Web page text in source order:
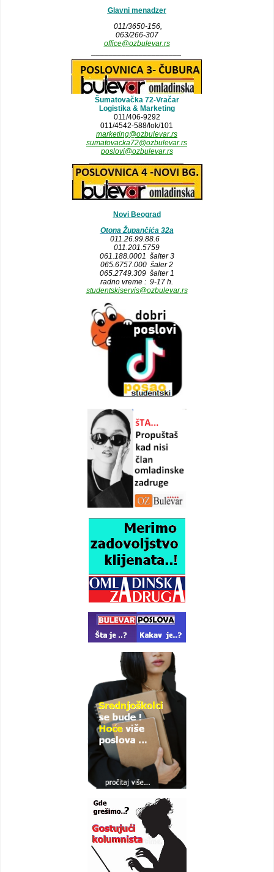
Glavni menadzer
011/3650-156,
063/266-307
office@ozbulevar.rs
Šumatovačka 72-Vračar
Logistika & Marketing
011/406-9292
011/4542-588/lok/101
marketing@ozbulevar.rs
sumatovacka72@ozbulevar.rs
poslovi@ozbulevar.rs
Novi Beograd
Otona Župančića 32a
011.26.99.88.6
011.201.5759
061.188.0001 šalter 3
065.6757.000 šaler 2
065.2749.309 šalter 1
radno vreme : 9-17 h.
studentskiservis@ozbulevar.rs